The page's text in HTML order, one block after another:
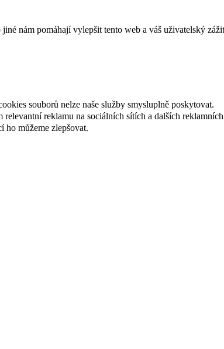
nám pomáhají vylepšit tento web a váš uživatelský
souborů nelze naše služby smysluplně poskytovat.
reklamu na sociálních sítích a dalších
ho můžeme zlepšovat.